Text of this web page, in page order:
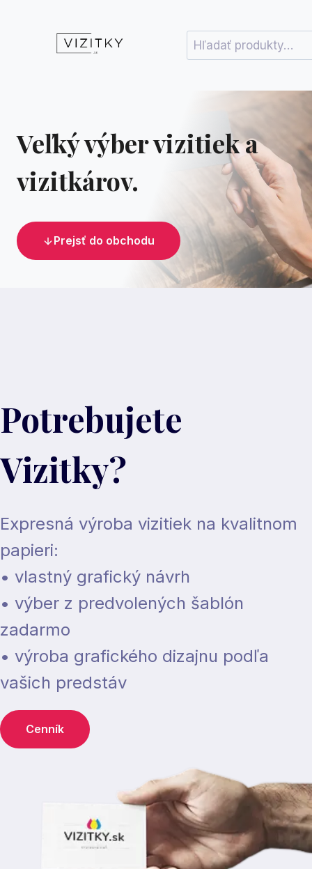
Hľadať:
Veľký výber vizitiek a
vizitkárov.
Prejsť do obchodu
Potrebujete
Vizitky?
Expresná výroba vizitiek na kvalitnom
papieri:
• vlastný grafický návrh
• výber z predvolených šablón
zadarmo
• výroba grafického dizajnu podľa
vašich predstáv
Cenník